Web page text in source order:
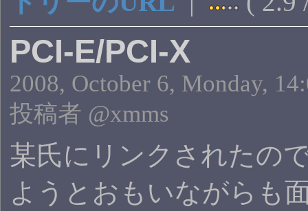
PCI-E/PCI-X
2008, October 6, Monday,
投稿者 @xmms
某氏にリンクされたの
ようとおもいながらも